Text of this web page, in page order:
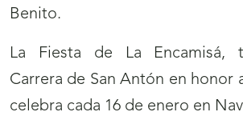
Benito.
La Fiesta de La Encamisá,
Carrera de San Antón en honor
celebra cada 16 de enero en